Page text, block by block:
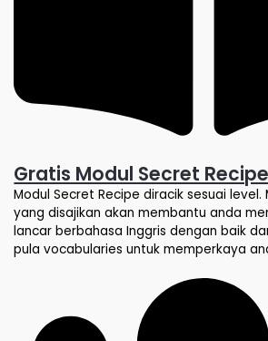
Gratis Modul Secret
Modul Secret Recipe diracik sesuai
yang disajikan akan membantu anda
lancar berbahasa Inggris dengan baik
pula vocabularies untuk memperkaya